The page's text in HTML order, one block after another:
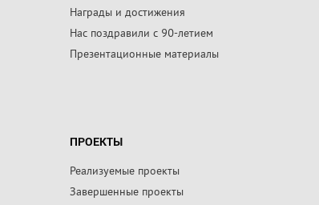
Награды и достижения
Нас поздравили с 90-летием
Презентационные материалы
ПРОЕКТЫ
Реализуемые проекты
Завершенные проекты